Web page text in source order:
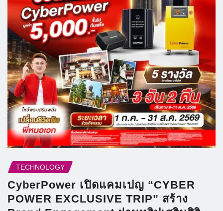
TECHNOLOGY
CyberPower เปิดแคมเปญ “CYBER
POWER EXCLUSIVE TRIP” สร้าง